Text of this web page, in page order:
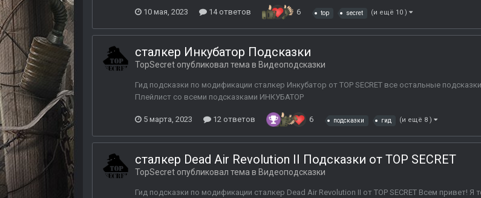
10 мая, 2023 14 ответов 6 top secret (и ещё 10 )
сталкер Инкубатор Подсказки
TopSecret опубликовал тема в Видеоподсказки
Гид подсказки по модификации сталкер Инкубатор от TOP SECRET все остальные
Плейлист со всеми подсказками ИНКУБАТОР
5 марта, 2023 12 ответов 6 подсказки гид (и ещё 8 )
сталкер Dead Air Revolution II Подсказки от TOP SECRET
TopSecret опубликовал тема в Видеоподсказки
Гид подсказки по модификации сталкер Dead Air Revolution II от TOP SECRET Всем привет!